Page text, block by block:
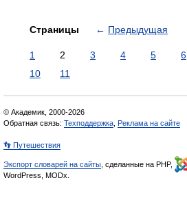
Страницы ← Предыдущая
1 2 3 4 5 6
10
11
© Академик, 2000-2026
Обратная связь: Техподдержка Реклама на сайте
👣 Путешествия
Экспорт словарей на сайты , сделанные на PHP,
WordPress, MODx.